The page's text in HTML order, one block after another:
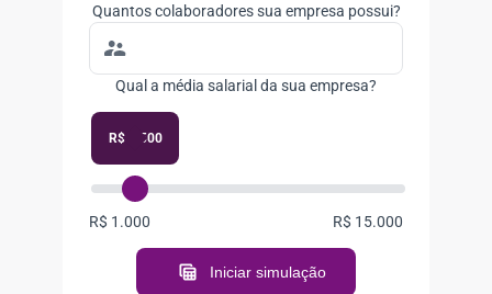
Quantos colaboradores sua empresa possui?
Qual a média salarial da sua empresa?
R$ 2.500
R$ 1.000 R$ 15.000
Iniciar simulação